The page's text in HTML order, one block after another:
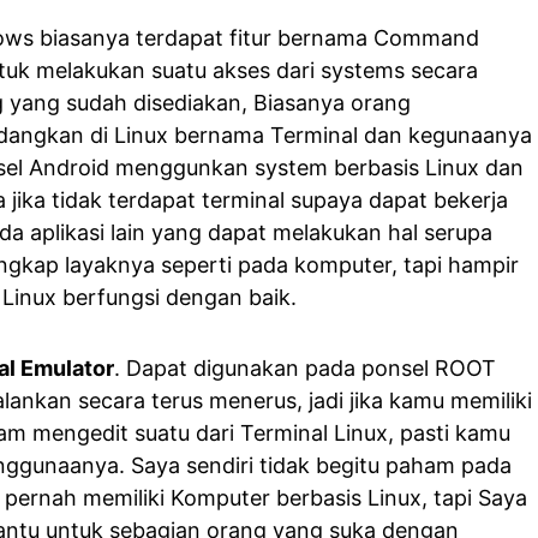
biasanya terdapat fitur bernama Command
melakukan suatu akses dari systems secara
sudah disediakan, Biasanya orang
di Linux bernama Terminal dan kegunaanya
Android menggunkan system berbasis Linux dan
jika tidak terdapat terminal supaya dapat bekerja
aplikasi lain yang dapat melakukan hal serupa
layaknya seperti pada komputer, tapi hampir
berfungsi dengan baik.
Emulator. Dapat digunakan pada ponsel ROOT
secara terus menerus, jadi jika kamu memiliki
mengedit suatu dari Terminal Linux, pasti kamu
Saya sendiri tidak begitu paham pada
memiliki Komputer berbasis Linux, tapi Saya
untuk sebagian orang yang suka dengan